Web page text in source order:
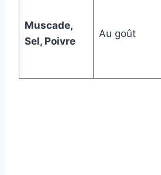
Muscade,
Sel, Poivre
Au goût